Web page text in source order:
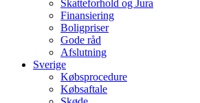
Skatteforhold og Jura
Finansiering
Boligpriser
Gode råd
Afslutning
Sverige
Købsprocedure
Købsaftale